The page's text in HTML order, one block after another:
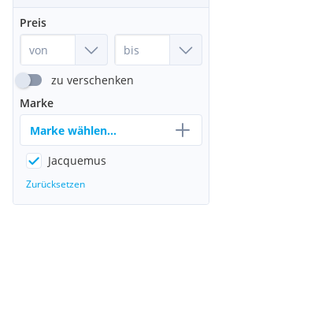
Preis
zu verschenken
Marke
Marke wählen...
Jacquemus
Zurücksetzen